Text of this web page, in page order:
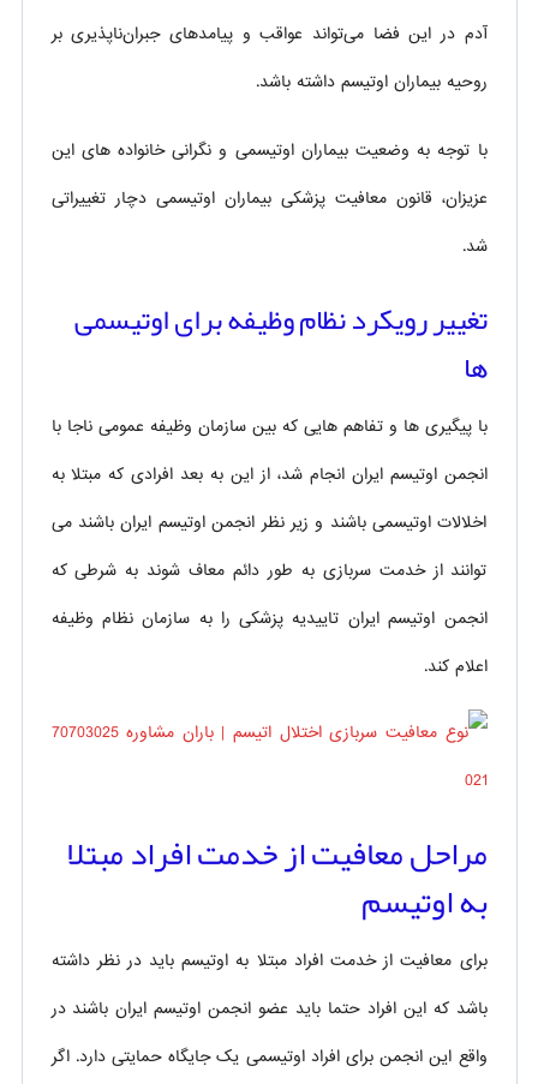
آدم در این فضا می‌تواند عواقب و پیامدهای جبران‌ناپذیری بر
روحیه بیماران اوتیسم داشته باشد.
با توجه به وضعیت بیماران اوتیسمی و نگرانی خانواده های این
عزیزان، قانون معافیت پزشکی بیماران اوتیسمی دچار تغییراتی
شد.
تغییر رویکرد نظام وظیفه برای اوتیسمی
ها
با پیگیری ها و تفاهم هایی که بین سازمان وظیفه عمومی ناجا با
انجمن اوتیسم ایران انجام شد، از این به بعد افرادی که مبتلا به
اخلالات اوتیسمی باشند و زیر نظر انجمن اوتیسم ایران باشند می
توانند از خدمت سربازی به طور دائم معاف شوند به شرطی که
انجمن اوتیسم ایران تاییدیه‌ پزشکی را به سازمان نظام وظیفه
اعلام کند.
مراحل معافیت از خدمت افراد مبتلا
به اوتیسم
برای معافیت از خدمت افراد مبتلا به اوتیسم باید در نظر داشته
باشد که این افراد حتما باید عضو انجمن اوتیسم ایران باشند در
واقع این انجمن برای افراد اوتیسمی یک جایگاه حمایتی دارد. اگر